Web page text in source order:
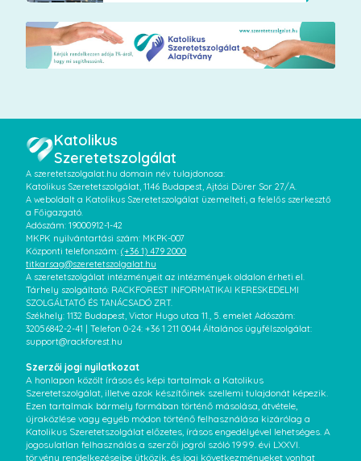
Katolikus
Szeretetszolgálat
A szeretetszolgalat.hu domain név tulajdonosa:
Katolikus Szeretetszolgálat, 1146 Budapest, Ajtósi Dürer Sor 27/A.
A weboldalt a Katolikus Szeretetszolgálat üzemelteti, a felelős szerkesztő
a Főigazgató.
Adószám: 19000912-1-42
MKPK nyilvántartási szám: MKPK-007
Központi telefonszám: (+36 1) 479 2000
titkarsag@szeretetszolgalat.hu
A szeretetszolgálat intézményeit az intézmények oldalon érheti el.
Tárhely szolgáltató: RACKFOREST INFORMATIKAI KERESKEDELMI
SZOLGÁLTATÓ ÉS TANÁCSADÓ ZRT.
Székhely: 1132 Budapest, Victor Hugo utca 11., 5. emelet Adószám:
32056842-2-41 | Telefon 0-24: +36 1 211 0044 Általános ügyfélszolgálat:
support@rackforest.hu
Szerzői jogi nyilatkozat
A honlapon közölt írásos és képi tartalmak a Katolikus
Szeretetszolgálat, illetve azok készítőinek szellemi tulajdonát képezik.
Ezen tartalmak bármely formában történő másolása, átvétele,
újraközlése vagy egyéb módon történő felhasználása kizárólag a
Katolikus Szeretetszolgálat előzetes, írásos engedélyével lehetséges. A
jogosulatlan felhasználás a szerzői jogról szóló 1999. évi LXXVI.
törvény rendelkezéseibe ütközik, és jogi következményeket vonhat